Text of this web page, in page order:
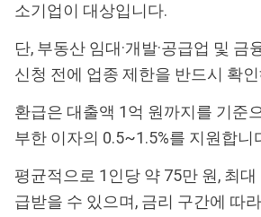
소기업이 대상입니다.
단, 부동산 임대·개발·공급업 및 금
신청 전에 업종 제한을 반드시 확
환급은 대출액 1억 원까지를 기준
부한 이자의 0.5~1.5%를 지원합니
평균적으로 1인당 약 75만 원, 최
급받을 수 있으며, 금리 구간에 따